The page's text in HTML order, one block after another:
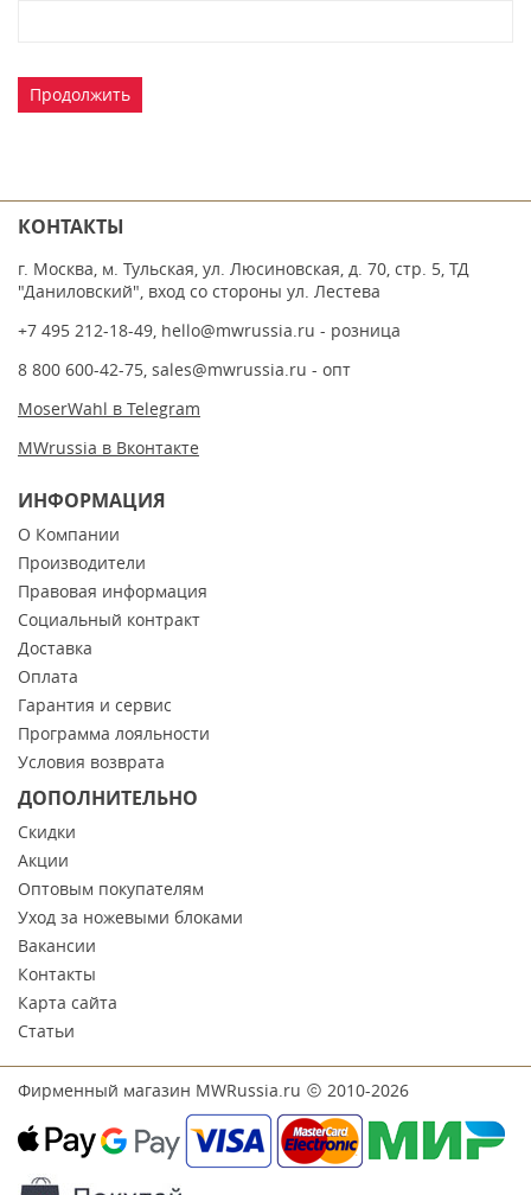
Продолжить
КОНТАКТЫ
г. Москва, м. Тульская, ул. Люсиновская, д. 70, стр. 5, ТД
"Даниловский", вход со стороны ул. Лестева
+7 495 212-18-49, hello@mwrussia.ru - розница
8 800 600-42-75, sales@mwrussia.ru - опт
MoserWahl в Telegram
MWrussia в Вконтакте
ИНФОРМАЦИЯ
О Компании
Производители
Правовая информация
Социальный контракт
Доставка
Оплата
Гарантия и сервис
Программа лояльности
Условия возврата
ДОПОЛНИТЕЛЬНО
Скидки
Акции
Оптовым покупателям
Уход за ножевыми блоками
Вакансии
Контакты
Карта сайта
Статьи
Фирменный магазин MWRussia.ru 2010-2026